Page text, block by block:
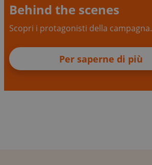
Behind the scenes
Scopri i protagonisti della campagna.
Per saperne di più